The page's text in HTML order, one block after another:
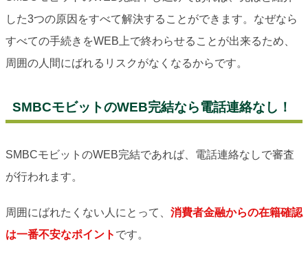
した3つの原因をすべて解決することができます。なぜなら
すべての手続きをWEB上で終わらせることが出来るため、
周囲の人間にばれるリスクがなくなるからです。
SMBCモビットのWEB完結なら電話連絡なし！
SMBCモビットのWEB完結であれば、電話連絡なしで審査
が行われます。
周囲にばれたくない人にとって、 消費者金融からの在籍確認
は一番不安なポイント です。